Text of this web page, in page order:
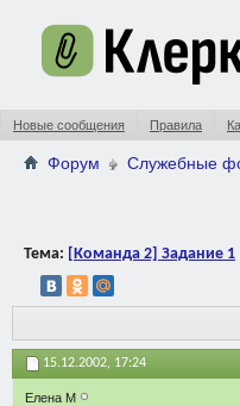
Новые сообщения Правила
Форум Служебные
Тема: [Команда 2] Задание 1
15.12.2002, 17:24
Елена М